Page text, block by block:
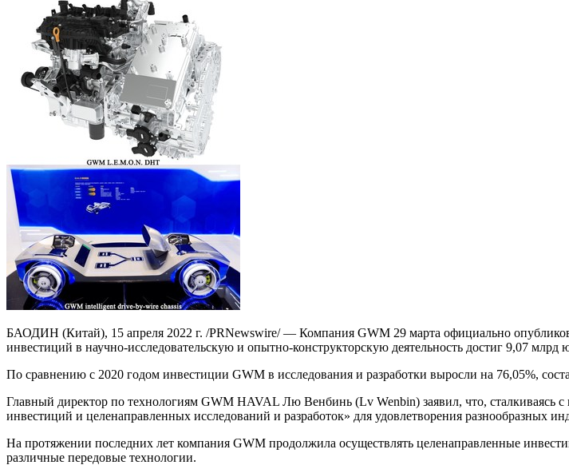
БАОДИН (Китай), 15 апреля 2022 г. /PRNewswire/ — Компания GWM 29 марта официально
инвестиций в научно-исследовательскую и опытно-конструкторскую деятельность достиг 9,07
По сравнению с 2020 годом инвестиции GWM в исследования и разработки выросли на 76,05%,
Главный директор по технологиям GWM HAVAL Лю Венбинь (Lv Wenbin) заявил, что, сталкиваясь
инвестиций и целенаправленных исследований и разработок» для удовлетворения разнообразных
На протяжении последних лет компания GWM продолжила осуществлять целенаправленные
различные передовые технологии.